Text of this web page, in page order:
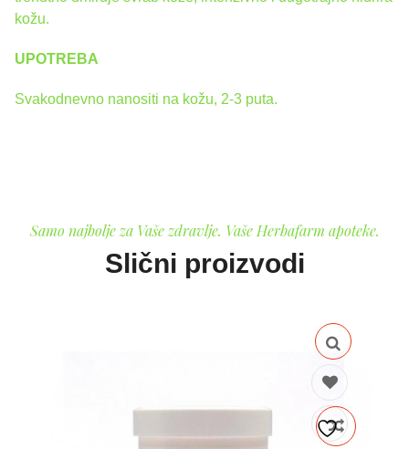
kožu.
UPOTREBA
Svakodnevno nanositi na kožu, 2-3 puta.
Samo najbolje za Vaše zdravlje. Vaše Herbafarm apoteke.
Slični proizvodi